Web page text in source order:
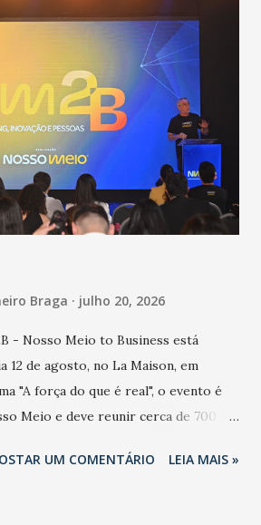
de cuidados com os ambientes
“Nós não estamos vivendo uma
temos em todos os anos, com
dengue, influenza ou H1N1. Trata-se
um vírus diferente, com um poder de
que outros coronavírus”, apontou o
é uma epidemia com chance de
gerar um grande risco à
de saúde. “Precisamos saber fazer a
da doença, para não so...
Braga julho 20, 2026
- Nosso Meio to Business está
12 de agosto, no La Maison, em
"A força do que é real", o evento é
Meio e deve reunir cerca de 700
Nacional. Desde 2022, o NM2B
UM COMENTÁRIO LEIA MAIS »